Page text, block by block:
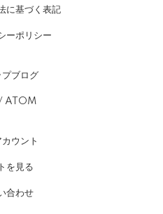
に基づく表記
ーポリシー
プブログ
ATOM
ウント
を見る
合わせ